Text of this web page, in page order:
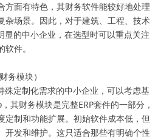
方面有特色，其财务软件能较好地处理
杂场景。因此，对于建筑、工程、技术
显的中小企业，在选型时可以重点关注
件。
务模块）
殊定制化需求的中小企业，可以考虑基
其财务模块是完整ERP套件的一部分，
定制和功能扩展。初始软件成本低，但
开发和维护。这只适合那些有明确个性